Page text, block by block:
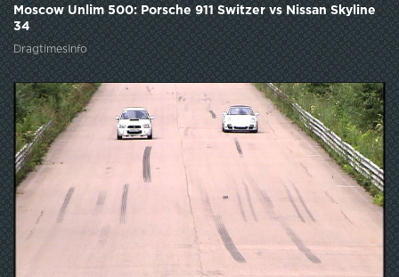
Moscow Unlim 500: Porsche 911 Switzer vs Nissan Skyline
34
DragtimesInfo